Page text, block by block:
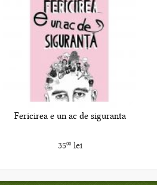
Fericirea e un ac de siguranta
3500lei